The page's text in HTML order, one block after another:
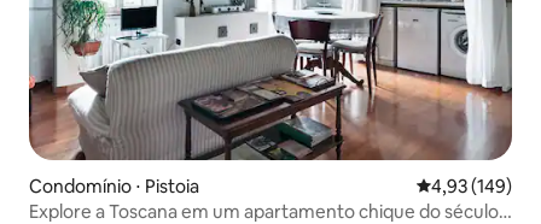
Condomínio ⋅ Pistoia 4,93 de uma
4,93 (149)
Explore a Toscana em um apartamento chique do século